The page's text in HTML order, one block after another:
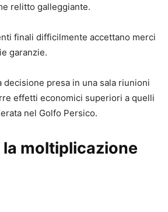
relitto galleggiante.
finali difficilmente accettano merci
garanzie.
decisione presa in una sala riunioni
effetti economici superiori a quelli
nel Golfo Persico.
la moltiplicazione